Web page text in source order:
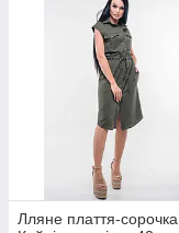
Лляне плаття-сорочка